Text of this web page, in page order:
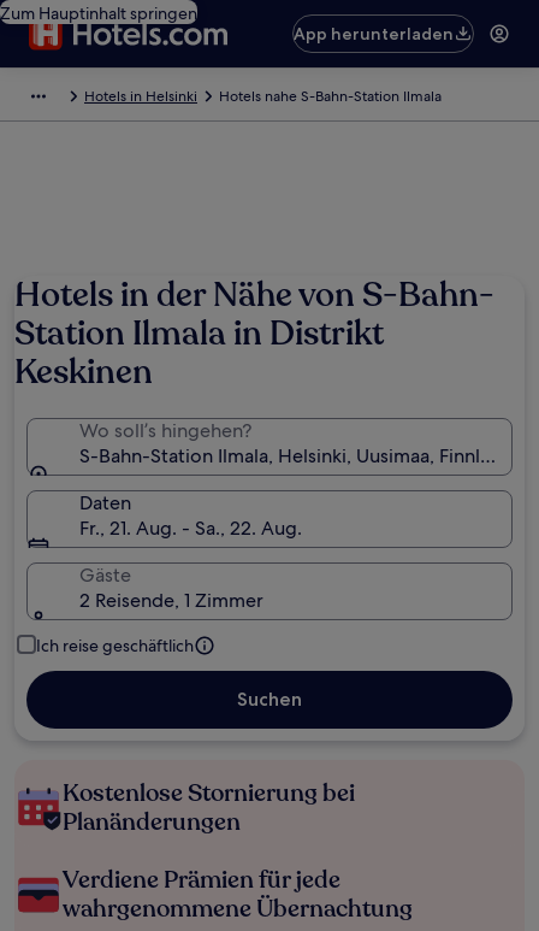
Zum Hauptinhalt springen
App herunterladen
Hotels in Helsinki Hotels nahe S-Bahn-Station Ilmala
Hotels in der Nähe von S-Bahn-
Station Ilmala in Distrikt
Keskinen
Wo soll’s hingehen?
S-Bahn-Station Ilmala, Helsinki, Uusimaa, Finnland
Daten
Fr., 21. Aug. - Sa., 22. Aug.
Gäste
2 Reisende, 1 Zimmer
Ich reise geschäftlich
Suchen
Kostenlose Stornierung bei
Planänderungen
Verdiene Prämien für jede
wahrgenommene Übernachtung